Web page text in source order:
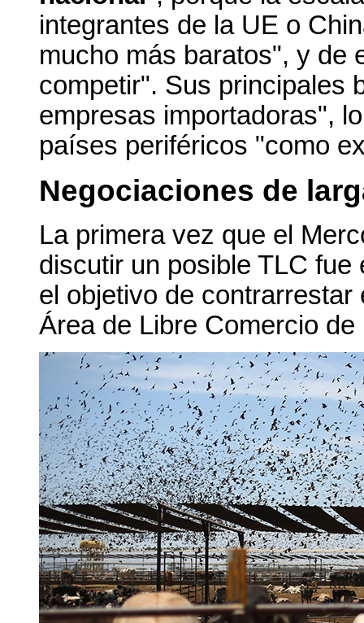
integrantes de la UE o
mucho más baratos", y de
competir". Sus principales
empresas importadoras",
países periféricos "como
Negociaciones de
La primera vez que el
discutir un posible TLC
el objetivo de
Área de Libre Comercio